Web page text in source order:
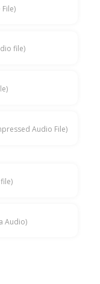
file)
Audio File)
Audio)